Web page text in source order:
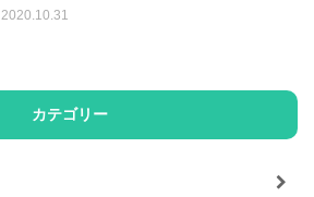
2020.10.31
カテゴリー